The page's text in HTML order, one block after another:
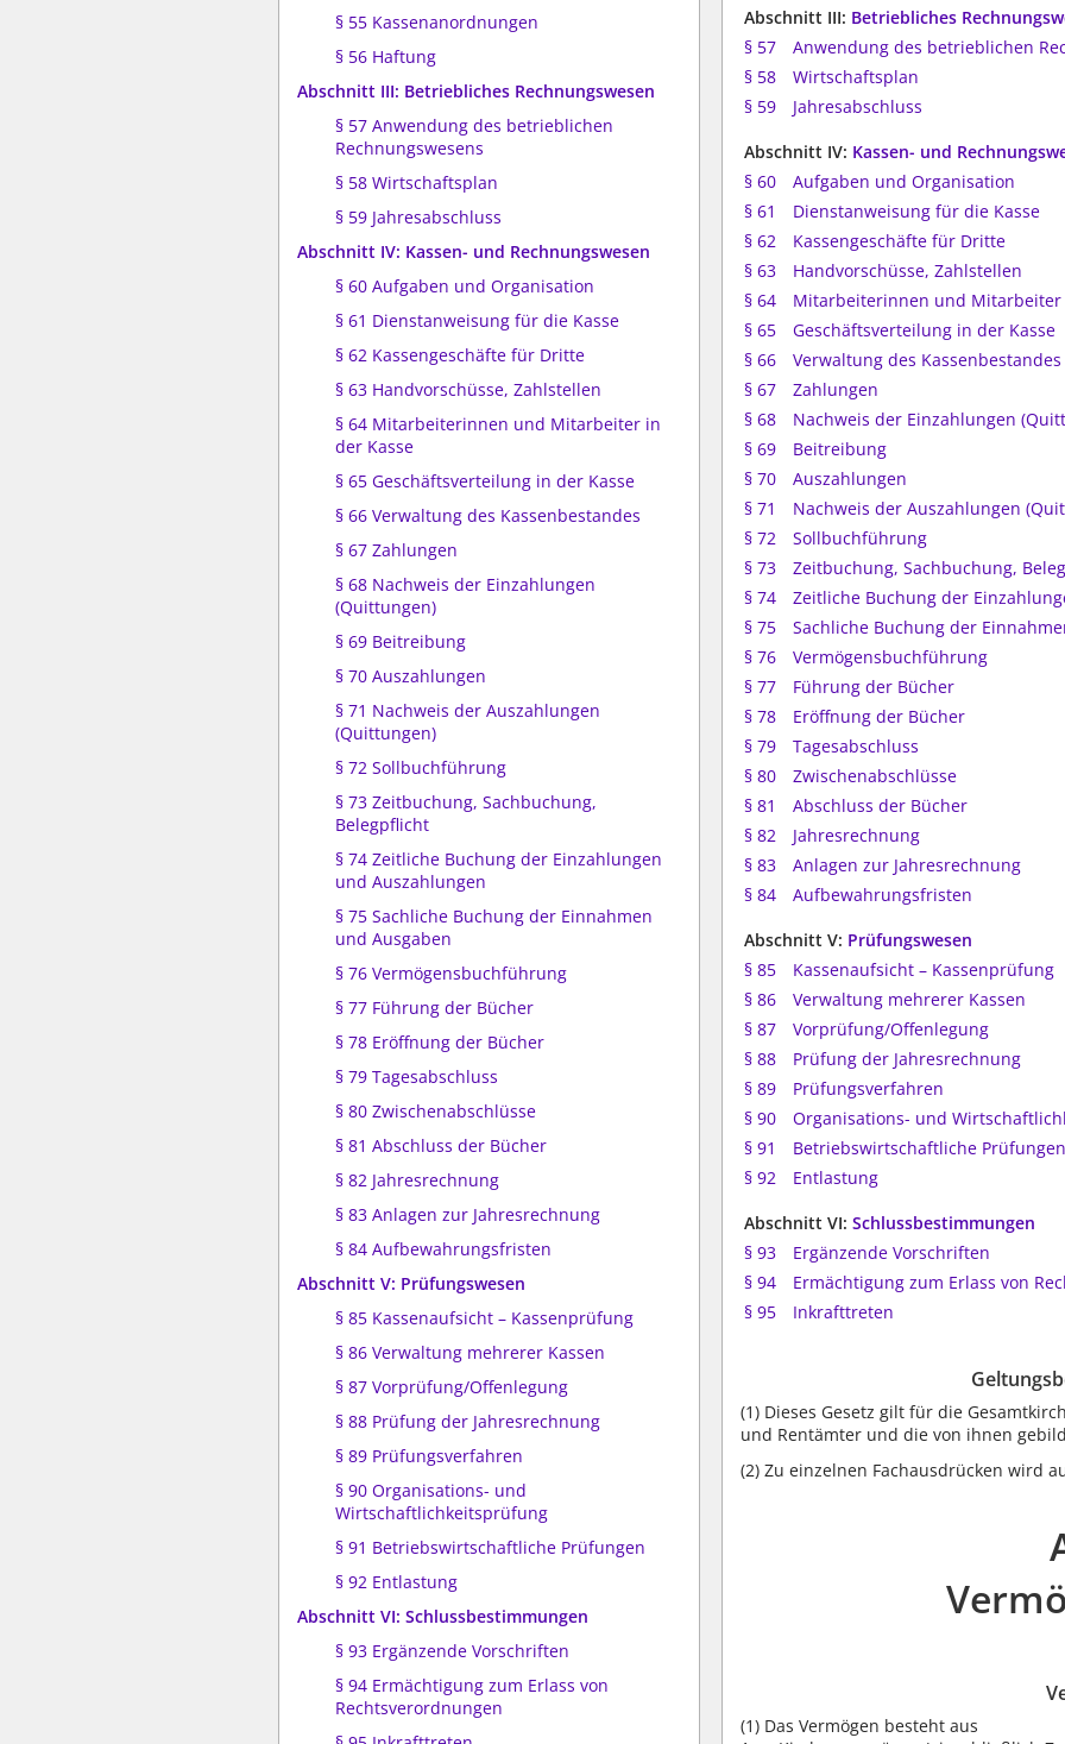
§ 55 Kassenanordnungen
§ 56 Haftung
Abschnitt III: Betriebliches Rechnungswesen
§ 57 Anwendung des betrieblichen
Rechnungswesens
§ 58 Wirtschaftsplan
§ 59 Jahresabschluss
Abschnitt IV: Kassen- und Rechnungswesen
§ 60 Aufgaben und Organisation
§ 61 Dienstanweisung für die Kasse
§ 62 Kassengeschäfte für Dritte
§ 63 Handvorschüsse, Zahlstellen
§ 64 Mitarbeiterinnen und Mitarbeiter in
der Kasse
§ 65 Geschäftsverteilung in der Kasse
§ 66 Verwaltung des Kassenbestandes
§ 67 Zahlungen
§ 68 Nachweis der Einzahlungen
(Quittungen)
§ 69 Beitreibung
§ 70 Auszahlungen
§ 71 Nachweis der Auszahlungen
(Quittungen)
§ 72 Sollbuchführung
§ 73 Zeitbuchung, Sachbuchung,
Belegpflicht
§ 74 Zeitliche Buchung der Einzahlungen
und Auszahlungen
§ 75 Sachliche Buchung der Einnahmen
und Ausgaben
§ 76 Vermögensbuchführung
§ 77 Führung der Bücher
§ 78 Eröffnung der Bücher
§ 79 Tagesabschluss
§ 80 Zwischenabschlüsse
§ 81 Abschluss der Bücher
§ 82 Jahresrechnung
§ 83 Anlagen zur Jahresrechnung
§ 84 Aufbewahrungsfristen
Abschnitt V: Prüfungswesen
§ 85 Kassenaufsicht – Kassenprüfung
§ 86 Verwaltung mehrerer Kassen
§ 87 Vorprüfung/Offenlegung
§ 88 Prüfung der Jahresrechnung
§ 89 Prüfungsverfahren
§ 90 Organisations- und
Wirtschaftlichkeitsprüfung
§ 91 Betriebswirtschaftliche Prüfungen
§ 92 Entlastung
Abschnitt VI: Schlussbestimmungen
§ 93 Ergänzende Vorschriften
§ 94 Ermächtigung zum Erlass von
Rechtsverordnungen
Abschnitt III: Betriebliches
§ 57
Anwendung des betrieblichen
§ 58
Wirtschaftsplan
§ 59
Jahresabschluss
Abschnitt IV: Kassen- und
§ 60
Aufgaben und Organisation
§ 61
Dienstanweisung für die Kasse
§ 62
Kassengeschäfte für Dritte
§ 63
Handvorschüsse, Zahlstellen
§ 64
Mitarbeiterinnen und Mitarbeiter
§ 65
Geschäftsverteilung in der Kasse
§ 66
Verwaltung des Kassenbestandes
§ 67
Zahlungen
§ 68
Nachweis der Einzahlungen
§ 69
Beitreibung
§ 70
Auszahlungen
§ 71
Nachweis der Auszahlungen
§ 72
Sollbuchführung
§ 73
Zeitbuchung, Sachbuchung,
§ 74
Zeitliche Buchung der
§ 75
Sachliche Buchung der
§ 76
Vermögensbuchführung
§ 77
Führung der Bücher
§ 78
Eröffnung der Bücher
§ 79
Tagesabschluss
§ 80
Zwischenabschlüsse
§ 81
Abschluss der Bücher
§ 82
Jahresrechnung
§ 83
Anlagen zur Jahresrechnung
§ 84
Aufbewahrungsfristen
Abschnitt V: Prüfungswesen
§ 85
Kassenaufsicht – Kassenprüfung
§ 86
Verwaltung mehrerer Kassen
§ 87
Vorprüfung/Offenlegung
§ 88
Prüfung der Jahresrechnung
§ 89
Prüfungsverfahren
§ 90
Organisations- und
§ 91
Betriebswirtschaftliche Prüfungen
§ 92
Entlastung
Abschnitt VI:Schlussbestimmungen
§ 93
Ergänzende Vorschriften
§ 94
Ermächtigung zum Erlass von
§ 95
Inkrafttreten
(1) Dieses Gesetz gilt für die
und Rentämter und die von ihnen
(2) Zu einzelnen Fachausdrücken wird
(1) Das Vermögen besteht aus